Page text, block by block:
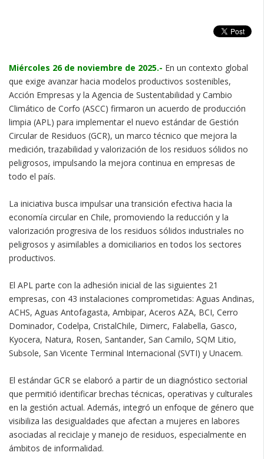
Miércoles 26 de noviembre de 2025.- En un contexto global
que exige avanzar hacia modelos productivos sostenibles,
Acción Empresas y la Agencia de Sustentabilidad y Cambio
Climático de Corfo (ASCC) firmaron un acuerdo de producción
limpia (APL) para implementar el nuevo estándar de Gestión
Circular de Residuos (GCR), un marco técnico que mejora la
medición, trazabilidad y valorización de los residuos sólidos no
peligrosos, impulsando la mejora continua en empresas de
todo el país.
La iniciativa busca impulsar una transición efectiva hacia la
economía circular en Chile, promoviendo la reducción y la
valorización progresiva de los residuos sólidos industriales no
peligrosos y asimilables a domiciliarios en todos los sectores
productivos.
El APL parte con la adhesión inicial de las siguientes 21
empresas, con 43 instalaciones comprometidas: Aguas Andinas,
ACHS, Aguas Antofagasta, Ambipar, Aceros AZA, BCI, Cerro
Dominador, Codelpa, CristalChile, Dimerc, Falabella, Gasco,
Kyocera, Natura, Rosen, Santander, San Camilo, SQM Litio,
Subsole, San Vicente Terminal Internacional (SVTI) y Unacem.
El estándar GCR se elaboró a partir de un diagnóstico sectorial
que permitió identificar brechas técnicas, operativas y culturales
en la gestión actual. Además, integró un enfoque de género que
visibiliza las desigualdades que afectan a mujeres en labores
asociadas al reciclaje y manejo de residuos, especialmente en
ámbitos de informalidad.